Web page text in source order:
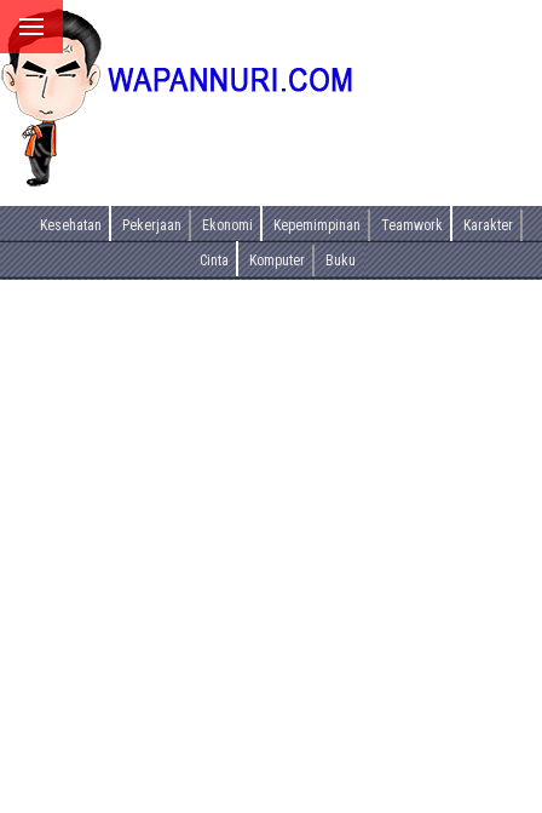
Kesehatan Pekerjaan Ekonomi Kepemimpinan Teamwork Karakter
Cinta Komputer Buku